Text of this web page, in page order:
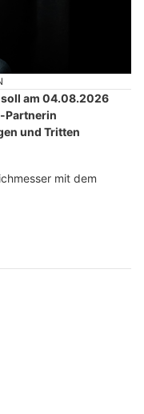
am 04.08.2026
Partnerin
und Tritten
mit dem